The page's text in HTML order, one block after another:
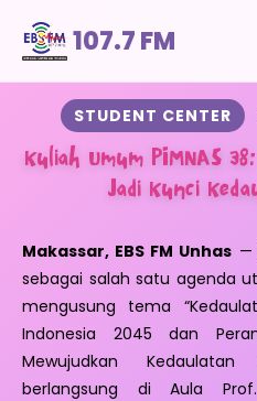
107.7 FM
STUDENT CENTER
Kuliah Umum PIMNAS
Jadi Kunci
Makassar, EBS FM Unhas —
sebagai salah satu agenda
mengusung tema
Indonesia 2045 dan
Mewujudkan
berlangsung di Aula